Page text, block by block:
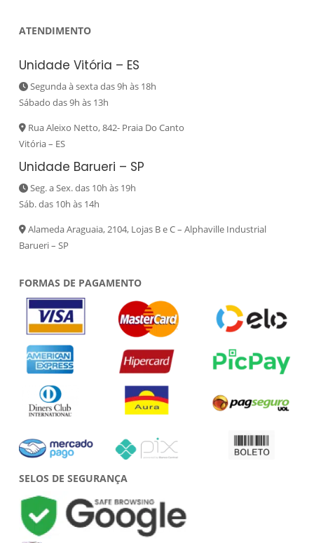
ATENDIMENTO
Unidade Vitória – ES
Segunda à sexta das 9h às 18h
Sábado das 9h às 13h
Rua Aleixo Netto, 842- Praia Do Canto
Vitória – ES
Unidade Barueri – SP
Seg. a Sex. das 10h às 19h
Sáb. das 10h às 14h
Alameda Araguaia, 2104, Lojas B e C – Alphaville Industrial
Barueri – SP
FORMAS DE PAGAMENTO
SELOS DE SEGURANÇA